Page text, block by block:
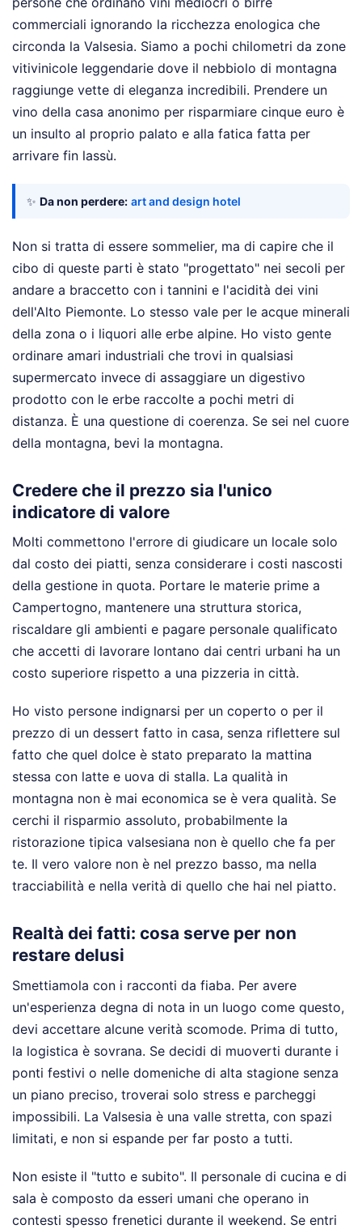
commerciali ignorando la ricchezza enologica che
circonda la Valsesia. Siamo a pochi chilometri da zone
vitivinicole leggendarie dove il nebbiolo di montagna
raggiunge vette di eleganza incredibili. Prendere un
vino della casa anonimo per risparmiare cinque euro è
un insulto al proprio palato e alla fatica fatta per
arrivare fin lassù.
✨ Da non perdere: art and design hotel
Non si tratta di essere sommelier, ma di capire che il
cibo di queste parti è stato "progettato" nei secoli per
andare a braccetto con i tannini e l'acidità dei vini
dell'Alto Piemonte. Lo stesso vale per le acque minerali
della zona o i liquori alle erbe alpine. Ho visto gente
ordinare amari industriali che trovi in qualsiasi
supermercato invece di assaggiare un digestivo
prodotto con le erbe raccolte a pochi metri di
distanza. È una questione di coerenza. Se sei nel cuore
della montagna, bevi la montagna.
Credere che il prezzo sia l'unico
indicatore di valore
Molti commettono l'errore di giudicare un locale solo
dal costo dei piatti, senza considerare i costi nascosti
della gestione in quota. Portare le materie prime a
Campertogno, mantenere una struttura storica,
riscaldare gli ambienti e pagare personale qualificato
che accetti di lavorare lontano dai centri urbani ha un
costo superiore rispetto a una pizzeria in città.
Ho visto persone indignarsi per un coperto o per il
prezzo di un dessert fatto in casa, senza riflettere sul
fatto che quel dolce è stato preparato la mattina
stessa con latte e uova di stalla. La qualità in
montagna non è mai economica se è vera qualità. Se
cerchi il risparmio assoluto, probabilmente la
ristorazione tipica valsesiana non è quello che fa per
te. Il vero valore non è nel prezzo basso, ma nella
tracciabilità e nella verità di quello che hai nel piatto.
Realtà dei fatti: cosa serve per non
restare delusi
Smettiamola con i racconti da fiaba. Per avere
un'esperienza degna di nota in un luogo come questo,
devi accettare alcune verità scomode. Prima di tutto,
la logistica è sovrana. Se decidi di muoverti durante i
ponti festivi o nelle domeniche di alta stagione senza
un piano preciso, troverai solo stress e parcheggi
impossibili. La Valsesia è una valle stretta, con spazi
limitati, e non si espande per far posto a tutti.
Non esiste il "tutto e subito". Il personale di cucina e di
sala è composto da esseri umani che operano in
contesti spesso frenetici durante il weekend. Se entri